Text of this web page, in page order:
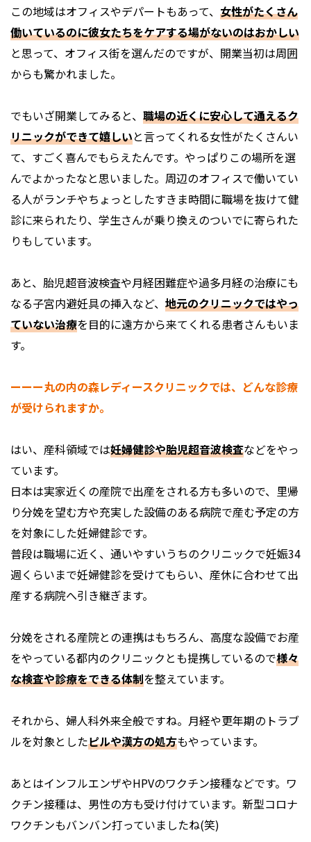
この地域はオフィスやデパートもあって、 女性がたくさん
働いているのに彼女たちをケアする場がないのはおかしい
と思って、オフィス街を選んだのですが、開業当初は周囲
からも驚かれました。
でもいざ開業してみると、 職場の近くに安心して通えるク
リニックができて嬉しいと言ってくれる女性がたくさんい
て、すごく喜んでもらえたんです。やっぱりこの場所を選
んでよかったなと思いました。周辺のオフィスで働いてい
る人がランチやちょっとしたすきま時間に職場を抜けて健
診に来られたり、学生さんが乗り換えのついでに寄られた
りもしています。
あと、胎児超音波検査や月経困難症や過多月経の治療にも
なる子宮内避妊具の挿入など、 地元のクリニックではやっ
ていない治療を目的に遠方から来てくれる患者さんもいま
す。
ーーー丸の内の森レディースクリニックでは、どんな診療
が受けられますか。
はい、産科領域では妊婦健診や胎児超音波検査などをやっ
ています。
日本は実家近くの産院で出産をされる方も多いので、里帰
り分娩を望む方や充実した設備のある病院で産む予定の方
を対象にした妊婦健診です。
普段は職場に近く、通いやすいうちのクリニックで妊娠34
週くらいまで妊婦健診を受けてもらい、産休に合わせて出
産する病院へ引き継ぎます。
分娩をされる産院との連携はもちろん、高度な設備でお産
をやっている都内のクリニックとも提携しているので様々
な検査や診療をできる体制を整えています。
それから、婦人科外来全般ですね。月経や更年期のトラブ
ルを対象としたピルや漢方の処方もやっています。
あとはインフルエンザやHPVのワクチン接種などです。ワ
クチン接種は、男性の方も受け付けています。新型コロナ
ワクチンもバンバン打っていましたね(笑)